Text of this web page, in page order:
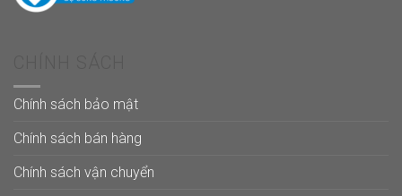
Chính sách bảo mật
Chính sách bán hàng
Chính sách vận chuyển